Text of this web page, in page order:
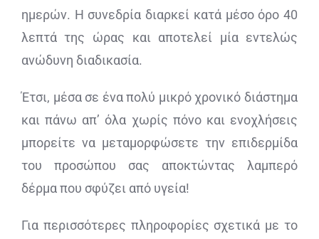
ημερών. Η συνεδρία διαρκεί κατά μέσο όρο 40
λεπτά της ώρας και αποτελεί μία εντελώς
ανώδυνη διαδικασία.
Έτσι, μέσα σε ένα πολύ μικρό χρονικό διάστημα
και πάνω απ’ όλα χωρίς πόνο και ενοχλήσεις
μπορείτε να μεταμορφώσετε την επιδερμίδα
του προσώπου σας αποκτώντας λαμπερό
δέρμα που σφύζει από υγεία!
Για περισσότερες πληροφορίες σχετικά με το